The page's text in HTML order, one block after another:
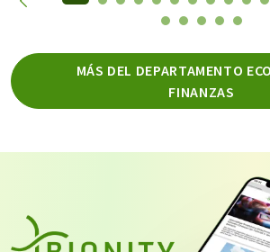
MÁS DEL DEPARTAMENTO
FINANZAS